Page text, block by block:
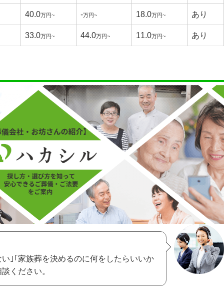
40.0万円~ -万円~ 18.0万円~ あり
33.0万円~ 44.0万円~ 11.0万円~ あり
｣｢家族葬を決めるのに何をしたらいいか
ください。